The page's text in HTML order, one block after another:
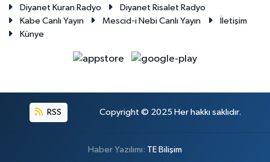
Diyanet Kuran Radyo
Diyanet Risalet Radyo
Kabe Canlı Yayın
Mescid-i Nebi Canlı Yayın
İletişim
Künye
RSS Copyright © 2025 Her hakkı saklıdır.
Haber Yazılımı: TE Bilişim
Erzincan Müftülüğü
Erzurum Müftülüğü
Gaziantep Müftülüğü